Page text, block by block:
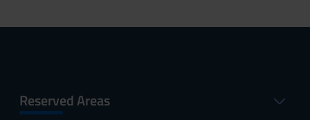
Reserved Areas